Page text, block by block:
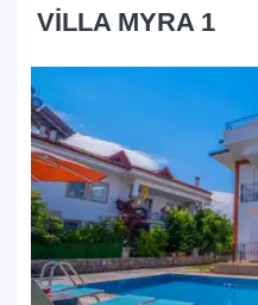
VILLA MYRA 1